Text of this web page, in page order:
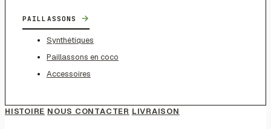
PAILLASSONS →
Synthétiques
Paillassons en coco
Accessoires
HISTOIRE NOUS CONTACTER LIVRAISON